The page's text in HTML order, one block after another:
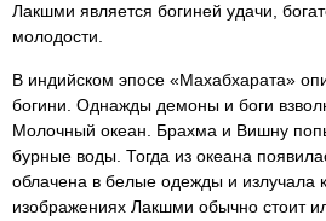
Лакшми является богиней удачи,
молодости.
В индийском эпосе «Махабхарата»
богини. Однажды демоны и боги
Молочный океан. Брахма и Вишну
бурные воды. Тогда из океана
облачена в белые одежды и излучала
изображениях Лакшми обычно стоит